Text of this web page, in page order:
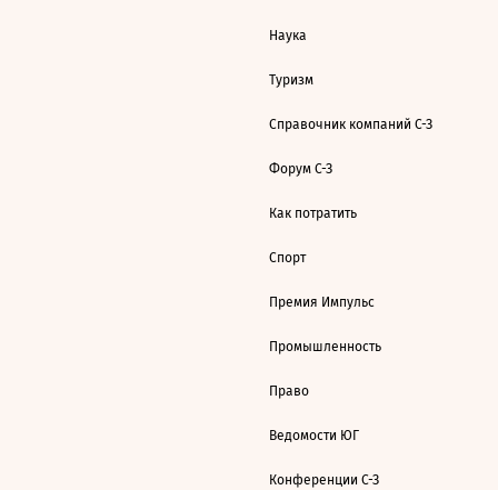
Наука
Туризм
Справочник компаний С-З
Форум С-З
Как потратить
Спорт
Премия Импульс
Промышленность
Право
Ведомости ЮГ
Конференции С-З